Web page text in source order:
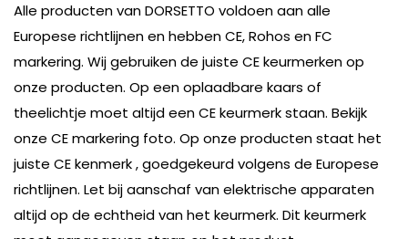
Alle producten van DORSETTO voldoen aan alle
Europese richtlijnen en hebben CE, Rohos en FC
markering. Wij gebruiken de juiste CE keurmerken op
onze producten. Op een oplaadbare kaars of
theelichtje moet altijd een CE keurmerk staan. Bekijk
onze CE markering foto. Op onze producten staat het
juiste CE kenmerk , goedgekeurd volgens de Europese
richtlijnen. Let bij aanschaf van elektrische apparaten
altijd op de echtheid van het keurmerk. Dit keurmerk